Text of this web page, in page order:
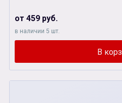
от 459 руб.
в наличии 5 шт.